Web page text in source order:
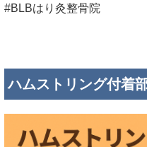
#BLBはり灸整骨院
ハムストリング付着